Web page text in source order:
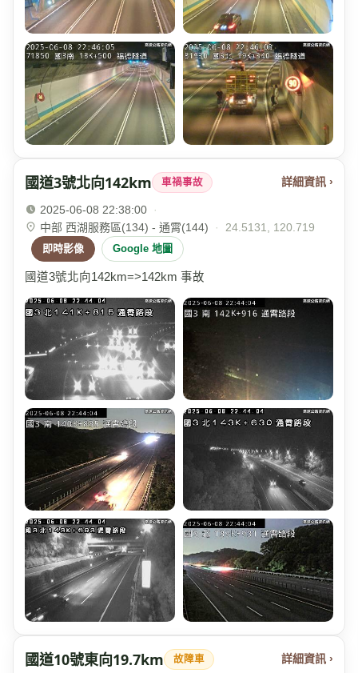
國道3號北向142km 車禍事故 詳細資訊 ›
2025-06-08 22:38:00
·
中部 西湖服務區(134) - 通霄(144)
· 24.5131, 120.719
即時影像 Google 地圖
國道3號北向142km=>142km 事故
國道10號東向19.7km 故障車 詳細資訊 ›